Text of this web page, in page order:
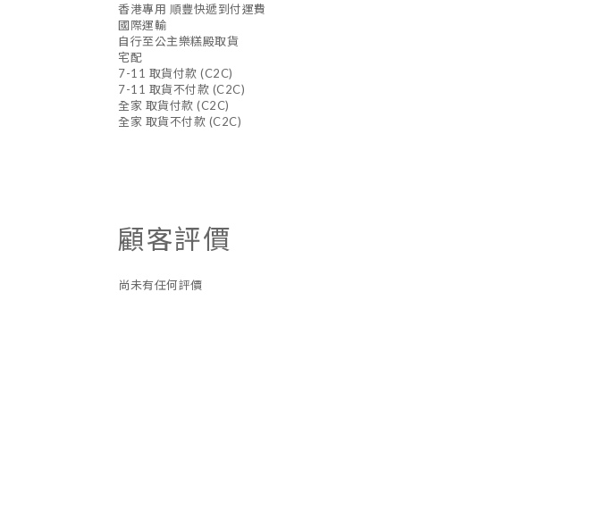
香港專用 順豐快遞到付運費
國際運輸
自行至公主樂糕殿取貨
宅配
7-11 取貨付款 (C2C)
7-11 取貨不付款 (C2C)
全家 取貨付款 (C2C)
全家 取貨不付款 (C2C)
顧客評價
尚未有任何評價